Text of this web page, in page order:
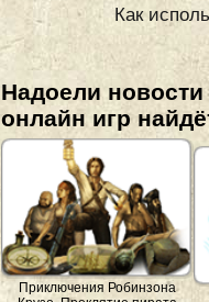
Как
Надоели
онлайн игр
Приключения Робинзона